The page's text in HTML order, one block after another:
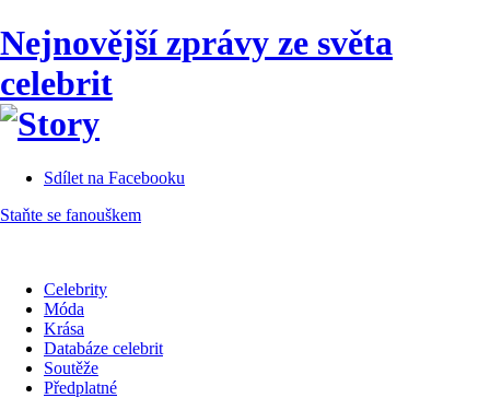
Nejnovější zprávy ze světa
celebrit
Sdílet na Facebooku
Staňte se fanouškem
Celebrity
Móda
Krása
Databáze celebrit
Soutěže
Předplatné